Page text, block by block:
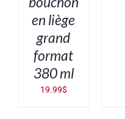
en liège
grand
format
380 ml
19.99$